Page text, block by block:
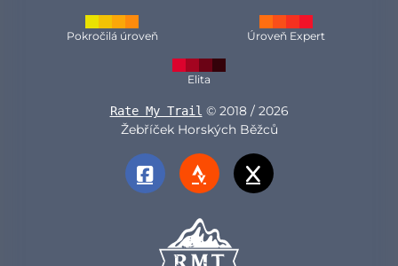
Pokročilá úroveň Úroveň Expert
Elita
Rate My Trail © 2018 / 2026
Žebříček Horských Běžců